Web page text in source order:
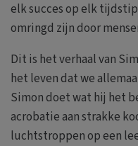
elk succes op elk
omringd zijn door
Dit is het verhaal van
het leven dat we
Simon doet wat hij het
acrobatie aan strakke
luchtstroppen op een